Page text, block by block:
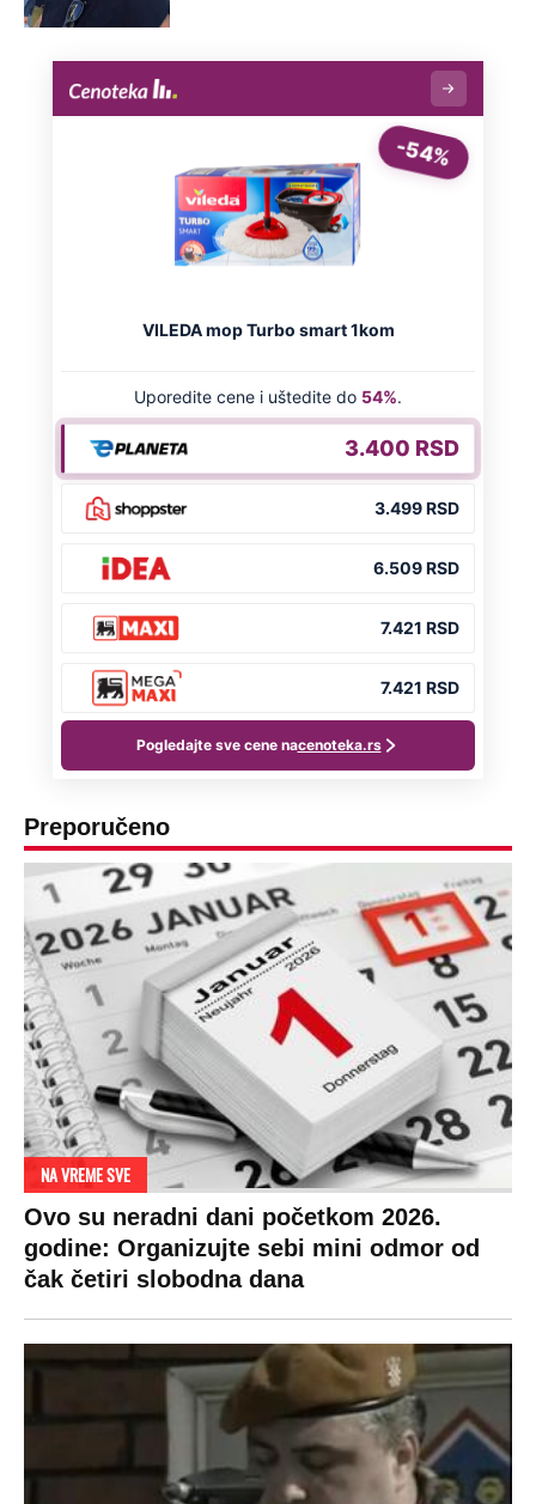
Preporučeno
NA VREME SVE
Ovo su neradni dani početkom 2026.
godine: Organizujte sebi mini odmor od
čak četiri slobodna dana